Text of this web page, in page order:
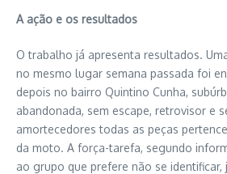
A ação e os resultados
O trabalho já apresenta resultados.
no mesmo lugar semana passada foi
depois no bairro Quintino Cunha,
abandonada, sem escape, retrovisor e
amortecedores todas as peças
da moto. A força-tarefa, segundo
ao grupo que prefere não se